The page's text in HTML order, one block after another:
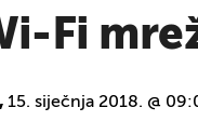
Fi
15. siječnja 2018. @